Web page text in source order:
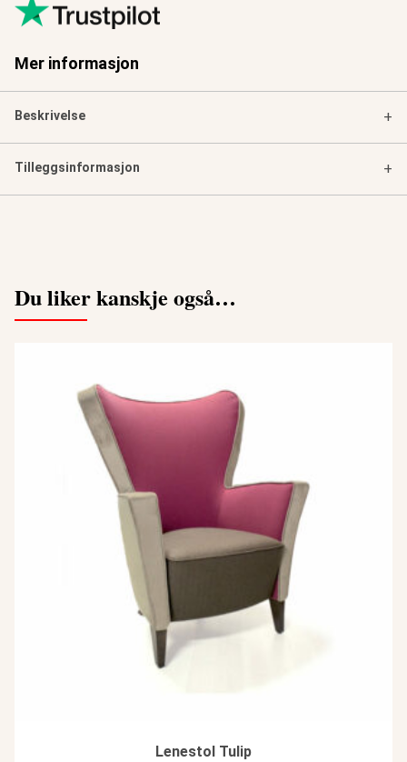
Mer informasjon
Beskrivelse +
Tilleggsinformasjon +
Du liker kanskje også…
Lenestol Tulip